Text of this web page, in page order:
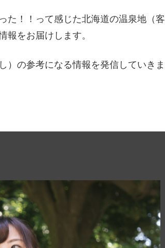
た！！って感じた北海道の温泉地（客
報をお届けします。
）の参考になる情報を発信していきま